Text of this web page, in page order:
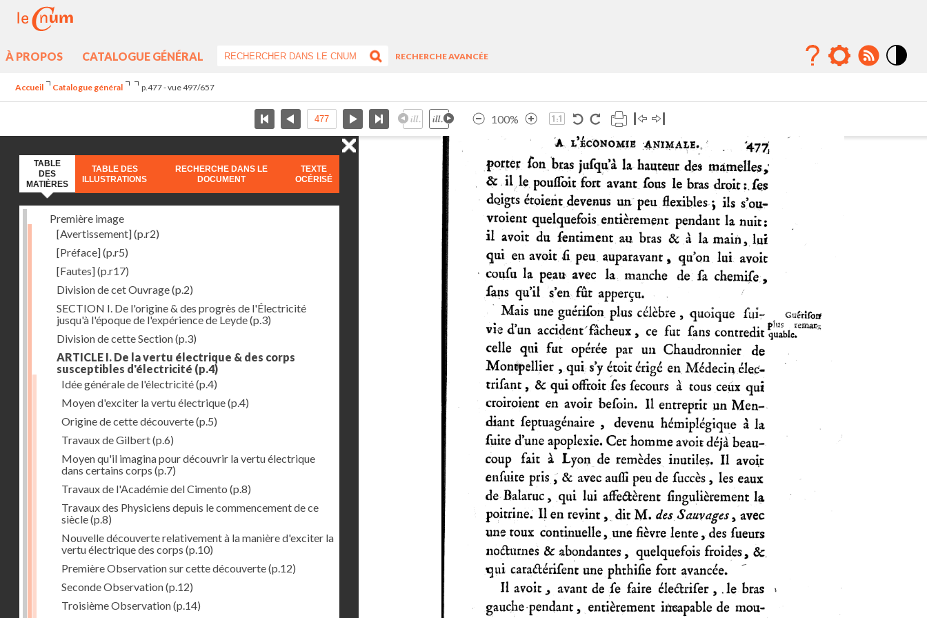
À PROPOS CATALOGUE GÉNÉRAL
RECHERCHE AVANCÉE
Accueil Catalogue général p.477 - vue 497/657
100%
TABLE
DES
MATIÈRES
TABLE DES
ILLUSTRATIONS
RECHERCHE DANS LE
DOCUMENT
TEXTE
OCÉRISÉ
Première image
[Avertissement](p.r2)
[Préface](p.r5)
[Fautes](p.r17)
Division de cet Ouvrage(p.2)
SECTION I. De l'origine & des progrès de l'Électricité
jusqu'à l'époque de l'expérience de Leyde(p.3)
Division de cette Section(p.3)
ARTICLE I. De la vertu électrique & des corps
susceptibles d'électricité (p.4)
Idée générale de l'électricité(p.4)
Moyen d'exciter la vertu électrique(p.4)
Origine de cette découverte(p.5)
Travaux de Gilbert(p.6)
Moyen qu'il imagina pour découvrir la vertu électrique
dans certains corps (p.7)
Travaux de l'Académie del Cimento (p.8)
Travaux des Physiciens depuis le commencement de ce
siècle(p.8)
Nouvelle découverte relativement à la manière d'exciter la
vertu électrique des corps (p.10)
Première Observation sur cette découverte(p.12)
Seconde Observation(p.12)
Troisième Observation(p.14)